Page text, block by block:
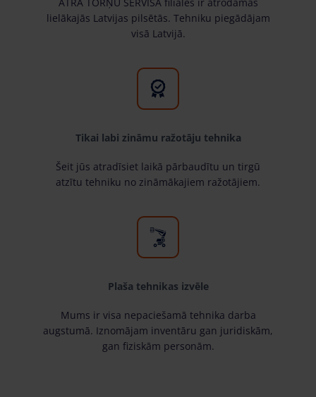
lielākajās Latvijas pilsētās. Tehniku piegādājam
visā Latvijā.
Tikai labi zināmu ražotāju tehnika
Šeit jūs atradīsiet laikā pārbaudītu un tirgū
atzītu tehniku no zināmākajiem ražotājiem.
Plaša tehnikas izvēle
Mums ir visa nepaciešamā tehnika darba
augstumā. Iznomājam inventāru gan juridiskām,
gan fiziskām personām.